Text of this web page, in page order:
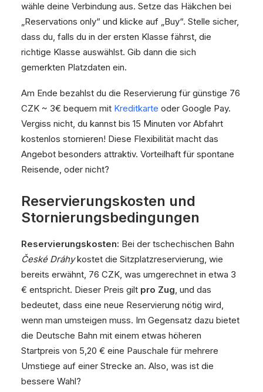
wähle deine Verbindung aus. Setze das Häkchen bei
„Reservations only“ und klicke auf „Buy“. Stelle sicher,
dass du, falls du in der ersten Klasse fährst, die
richtige Klasse auswählst. Gib dann die sich
gemerkten Platzdaten ein.
Am Ende bezahlst du die Reservierung für günstige 76
CZK ~ 3€ bequem mit Kreditkarte oder Google Pay.
Vergiss nicht, du kannst bis 15 Minuten vor Abfahrt
kostenlos stornieren! Diese Flexibilität macht das
Angebot besonders attraktiv. Vorteilhaft für spontane
Reisende, oder nicht?
Reservierungskosten und
Stornierungsbedingungen
Reservierungskosten: Bei der tschechischen Bahn
České Dráhykostet die Sitzplatzreservierung, wie
bereits erwähnt, 76 CZK, was umgerechnet in etwa 3
€ entspricht. Dieser Preis gilt pro Zug, und das
bedeutet, dass eine neue Reservierung nötig wird,
wenn man umsteigen muss. Im Gegensatz dazu bietet
die Deutsche Bahn mit einem etwas höheren
Startpreis von 5,20 € eine Pauschale für mehrere
Umstiege auf einer Strecke an. Also, was ist die
bessere Wahl?